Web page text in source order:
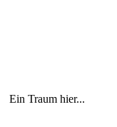
Ein Traum hier...